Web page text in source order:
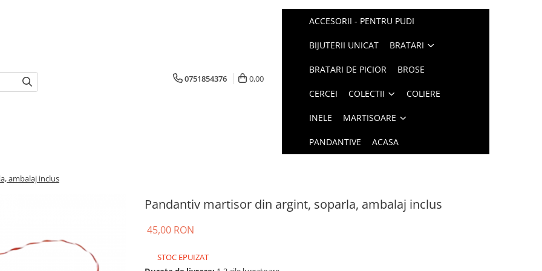
0751854376 0,00
ACCESORII - PENTRU PUDI
BIJUTERII UNICAT BRATARI
BRATARI DE PICIOR BROSE
CERCEI COLECTII COLIERE
INELE MARTISOARE
PANDANTIVE ACASA
ambalaj inclus
Pandantiv martisor din argint, soparla, ambalaj inclus
45,00 RON
STOC EPUIZAT